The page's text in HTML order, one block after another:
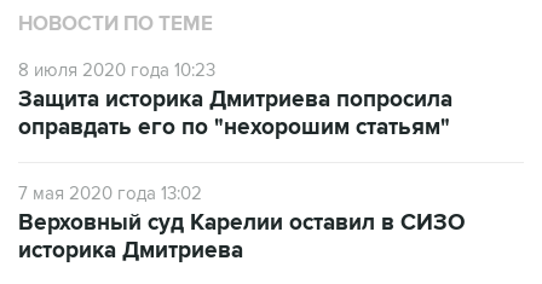
НОВОСТИ ПО ТЕМЕ
8 июля 2020 года 10:23
Защита историка Дмитриева попросила
оправдать его по "нехорошим статьям"
7 мая 2020 года 13:02
Верховный суд Карелии оставил в СИЗО
историка Дмитриева